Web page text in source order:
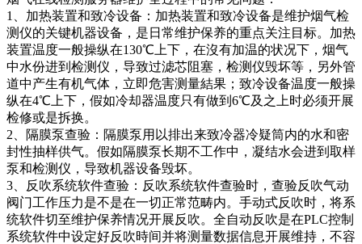
1、加热装置和致冷设备：加热装置和致冷设备是维护烟气检
测仪的关键机器设备，是日常维护保养的重点关注目标。加热
装置温度一般操纵在130℃上下，在沒有加温的状况下，烟气
中水份进到检测仪，导致过滤芯阻塞，检测仪毁坏等，另外管
道中产生有机气体，立即危害测量結果；致冷设备温度一般操
纵在4℃上下，假如冷却器温度只有做到6℃及之上时必须开展
检修或是拆换。
2、隔膜泵查验：隔膜泵用以排出来致冷器冷疑筒内的水和密
封性抽样供气。假如隔膜泵长期不工作中，凝结水会进到取样
泵和检测仪，导致机器设备毁坏。
3、反吹系统软件查验：反吹系统软件查验时，查验反吹气动
阀门工作压力是不是在一切正常范畴内。手动式反吹时，将系
统软件切至维护保养情况开展反吹。全自动反吹是在PLC控制
系统软件中设定好反吹時间并将测量数据信息开展维持，不容